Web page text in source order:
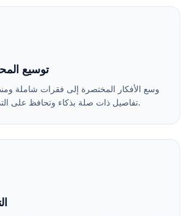
توسيع
وسع الأفكار المختصرة إلى فقرات شاملة
AI تفاصيل ذات صلة بذكاء وتحافظ على التدفق المنطقي.